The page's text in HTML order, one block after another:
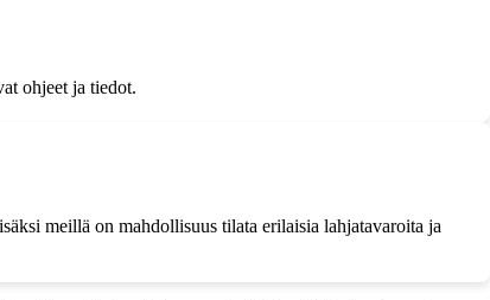
ohjeet ja tiedot.
meillä on mahdollisuus tilata erilaisia lahjatavaroita ja